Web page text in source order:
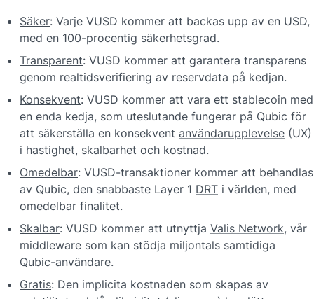
Säker: Varje VUSD kommer att backas upp av en USD,
med en 100-procentig säkerhetsgrad.
Transparent: VUSD kommer att garantera transparens
genom realtidsverifiering av reservdata på kedjan.
Konsekvent: VUSD kommer att vara ett stablecoin med
en enda kedja, som uteslutande fungerar på Qubic för
att säkerställa en konsekvent användarupplevelse (UX)
i hastighet, skalbarhet och kostnad.
Omedelbar: VUSD-transaktioner kommer att behandlas
av Qubic, den snabbaste Layer 1 DRT i världen, med
omedelbar finalitet.
Skalbar: VUSD kommer att utnyttja Valis Network, vår
middleware som kan stödja miljontals samtidiga
Qubic-användare.
Gratis: Den implicita kostnaden som skapas av